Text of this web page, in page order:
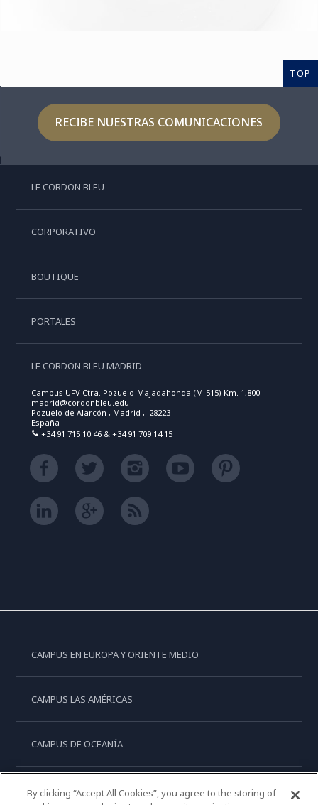
TOP
RECIBE NUESTRAS COMUNICACIONES
LE CORDON BLEU
CORPORATIVO
BOUTIQUE
PORTALES
LE CORDON BLEU MADRID
Campus UFV Ctra. Pozuelo-Majadahonda (M-515) Km. 1,800
madrid@cordonbleu.edu
Pozuelo de Alarcón , Madrid , 28223
España
+34 91 715 10 46 & +34 91 709 14 15
CAMPUS EN EUROPA Y ORIENTE MEDIO
CAMPUS LAS AMÉRICAS
CAMPUS DE OCEANÍA
CAMPUS DE ASIA
By clicking “Accept All Cookies”, you agree to the storing of